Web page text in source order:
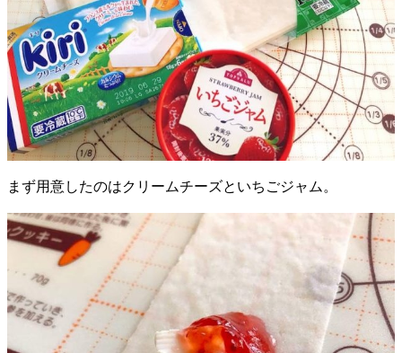
まず用意したのはクリームチーズといちごジャム。